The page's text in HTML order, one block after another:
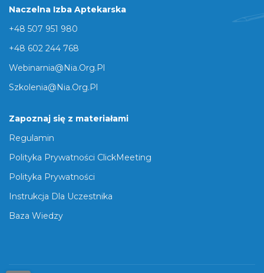
Naczelna Izba Aptekarska
+48 507 951 980
+48 602 244 768
Webinarnia@nia.org.pl
Szkolenia@nia.org.pl
Zapoznaj się z materiałami
Regulamin
Polityka Prywatności ClickMeeting
Polityka Prywatności
Instrukcja Dla Uczestnika
Baza Wiedzy